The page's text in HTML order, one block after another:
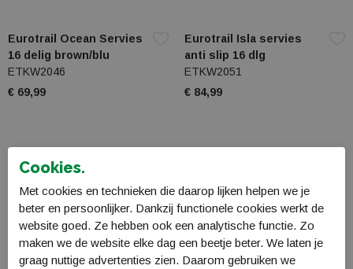
Eurotrail Ocean Servies
16 delig brown/blu
ETKW2046
€ 69,99
Eurotrail Isla servies
anti slip 16 dlg
ETKW2051
€ 84,99
Cookies.
Met cookies en technieken die daarop lijken helpen we je
beter en persoonlijker. Dankzij functionele cookies werkt de
website goed. Ze hebben ook een analytische functie. Zo
maken we de website elke dag een beetje beter. We laten je
graag nuttige advertenties zien. Daarom gebruiken we